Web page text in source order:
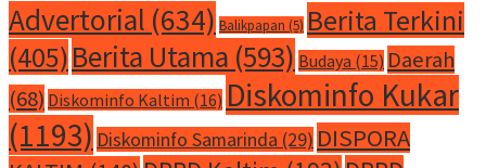
Advertorial (634) Balikpapan (5) Berita Terkini
(405)Berita Utama (593) Budaya (15) Daerah
(68) Diskominfo Kaltim (16) Diskominfo Kukar
(1193) Diskominfo Samarinda (29) DISPORA